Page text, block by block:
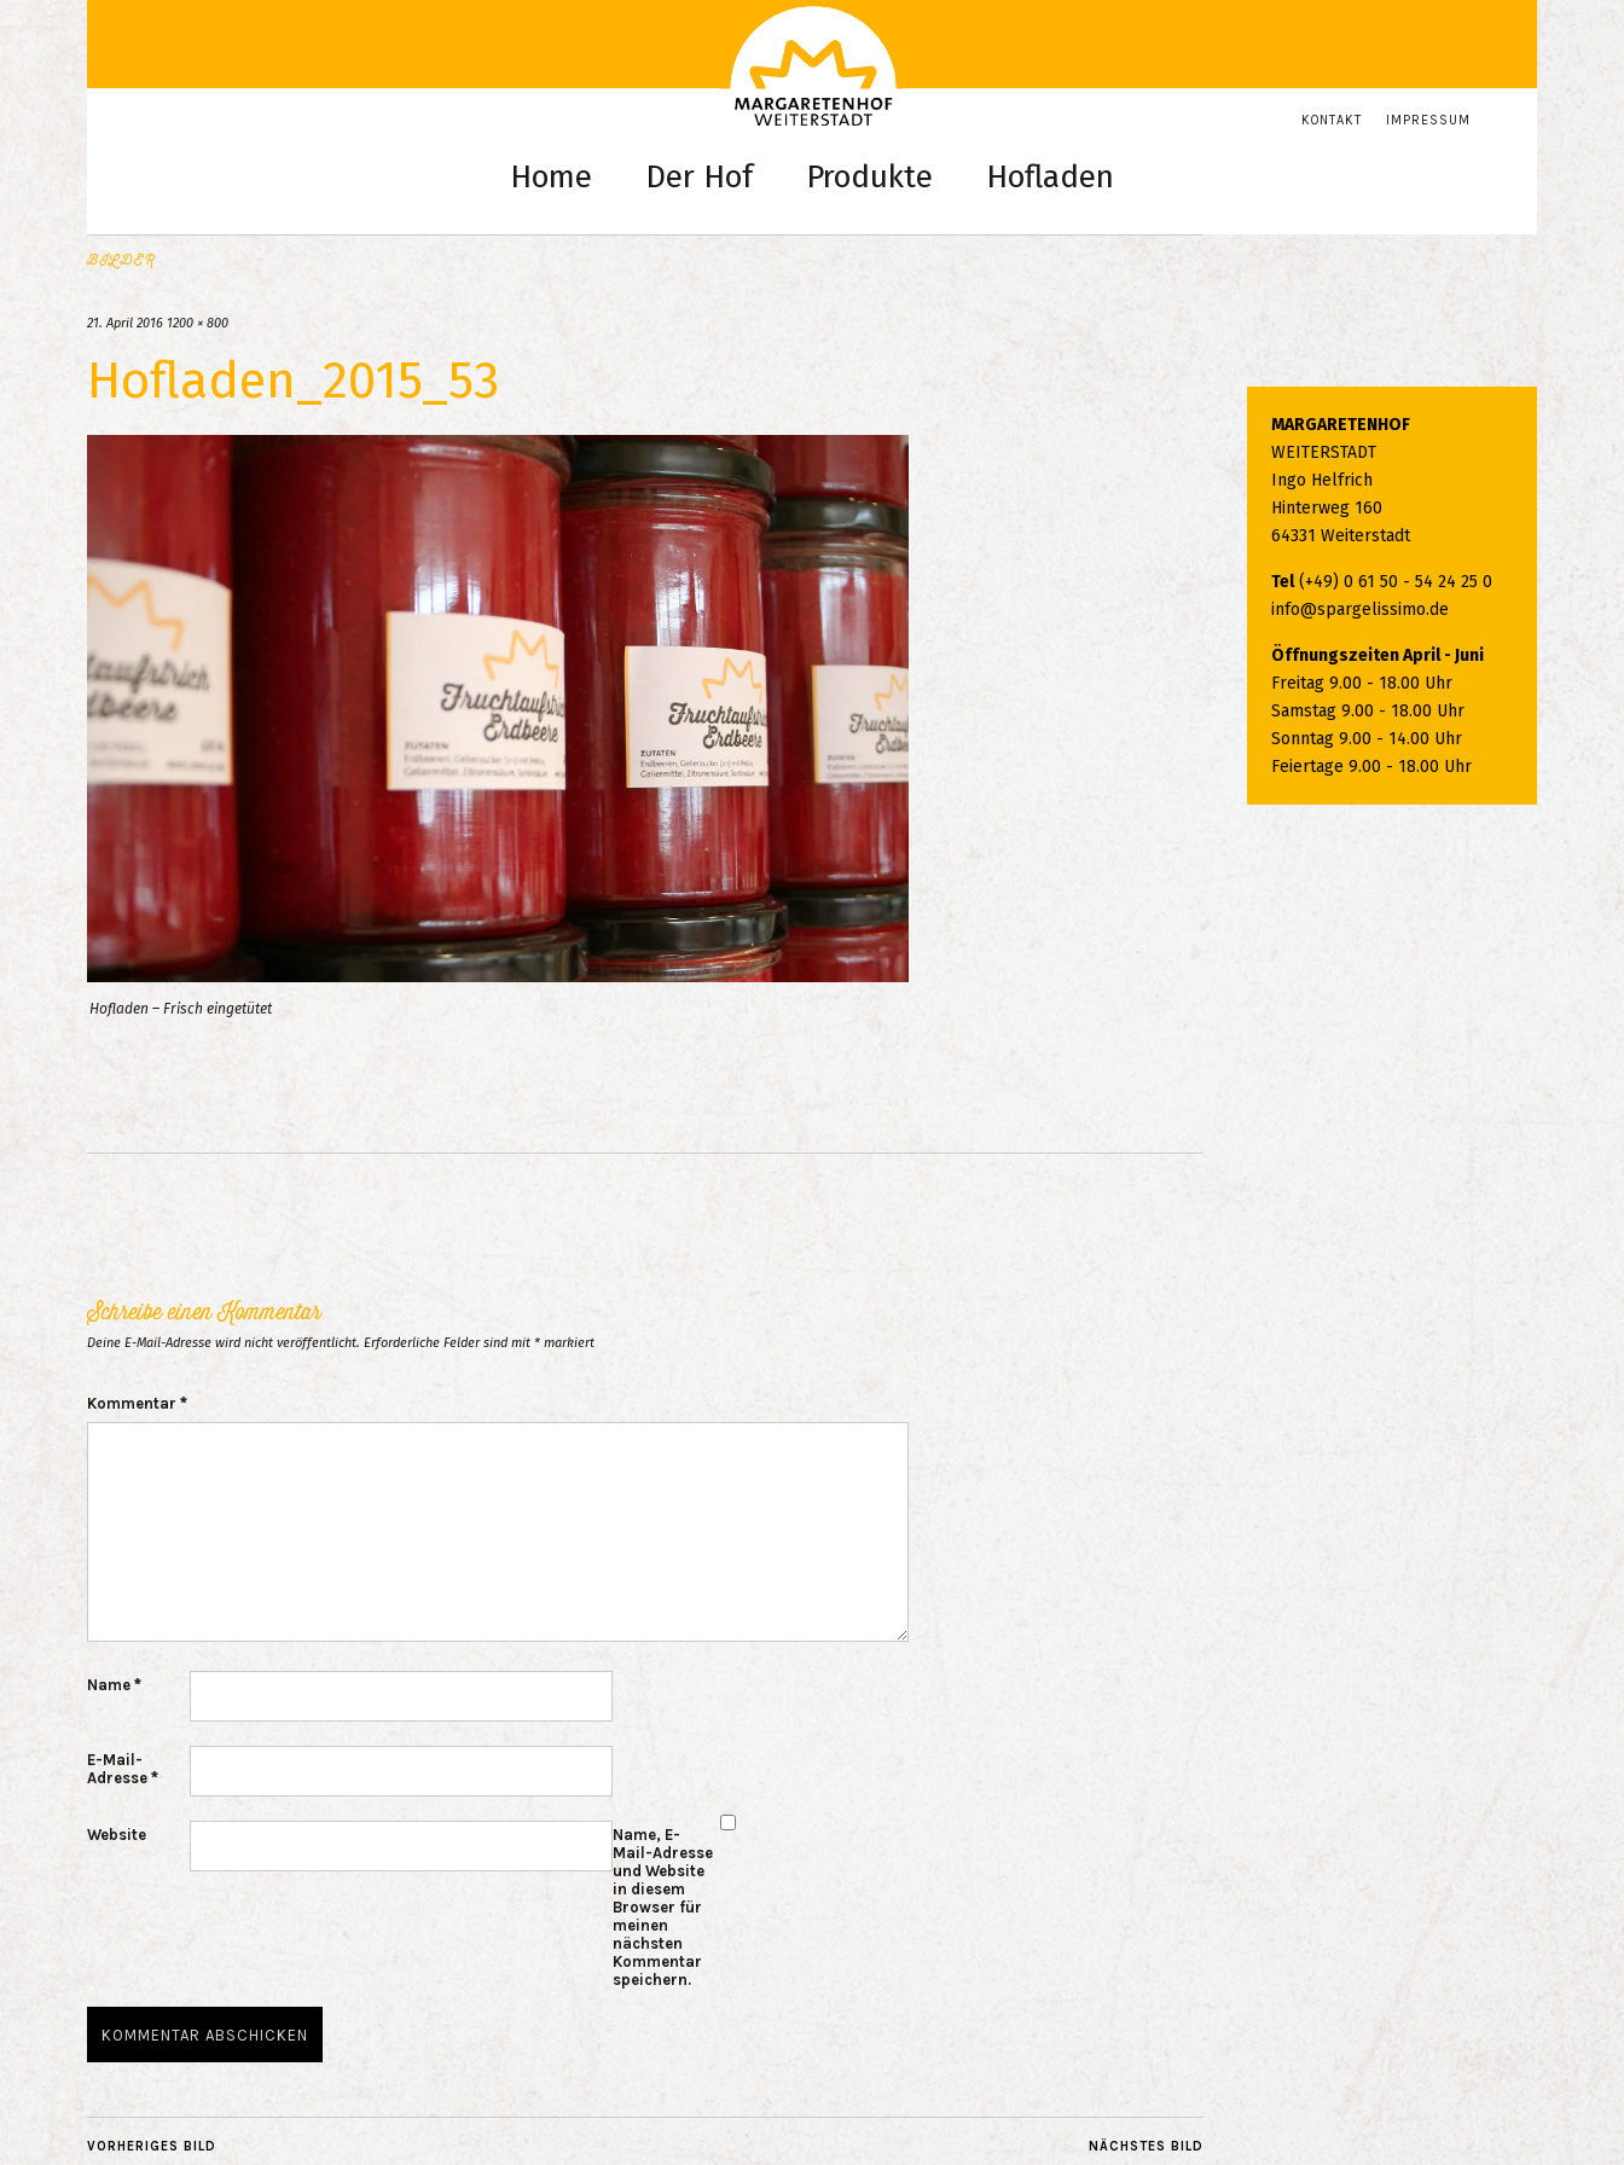
KONTAKT IMPRESSUM
Home Der Hof Produkte Hofladen
BILDER
21. April 2016 1200 × 800
Hofladen_2015_53
Hofladen – Frisch eingetütet
Schreibe einen Kommentar
Deine E-Mail-Adresse wird nicht veröffentlicht. Erforderliche Felder sind mit * markiert
Kommentar *
Name *
E-Mail-
Adresse *
Website
Name, E-
Mail-Adresse
und Website
in diesem
Browser für
meinen
nächsten
Kommentar
speichern.
NÄCHSTES BILD
VORHERIGES BILD
MARGARETENHOF
WEITERSTADT
Ingo Helfrich
Hinterweg 160
64331 Weiterstadt
Tel(+49) 0 61 50 - 54 24 25 0
info@spargelissimo.de
Öffnungszeiten April - Juni
Freitag 9.00 - 18.00 Uhr
Samstag 9.00 - 18.00 Uhr
Sonntag 9.00 - 14.00 Uhr
Feiertage 9.00 - 18.00 Uhr